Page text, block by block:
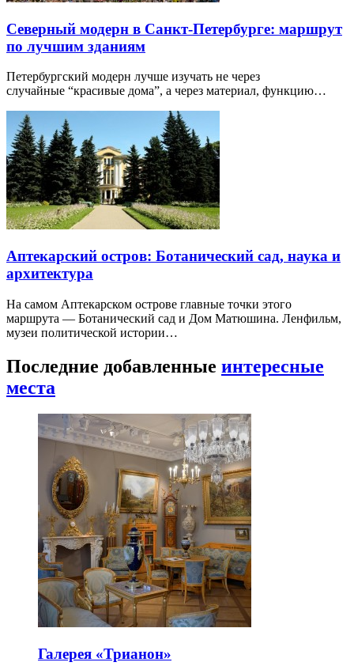
Северный модерн в Санкт-Петербурге: маршрут
по лучшим зданиям
Петербургский модерн лучше изучать не через
случайные “красивые дома”, а через материал, функцию…
Аптекарский остров: Ботанический сад, наука и
архитектура
На самом Аптекарском острове главные точки этого
маршрута — Ботанический сад и Дом Матюшина. Ленфильм,
музеи политической истории…
Последние добавленные интересные
места
Галерея «Трианон»